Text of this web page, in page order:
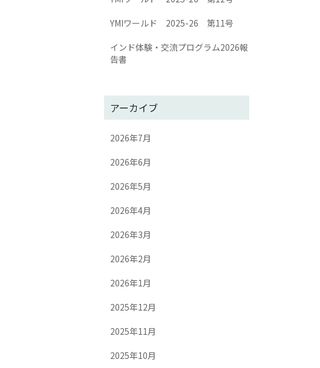
YMIワールド 2025-26 第11号
インド体験・交流プログラム2026報
告書
アーカイブ
2026年7月
2026年6月
2026年5月
2026年4月
2026年3月
2026年2月
2026年1月
2025年12月
2025年11月
2025年10月